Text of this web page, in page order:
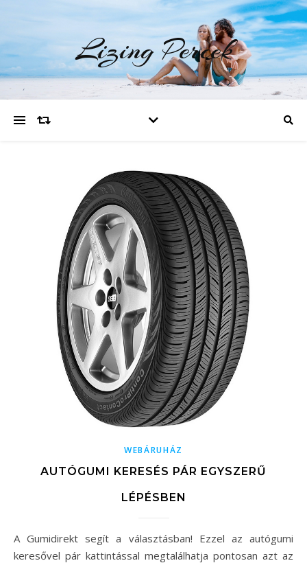
Lizing Percek
WEBÁRUHÁZ
AUTÓGUMI KERESÉS PÁR EGYSZERŰ
LÉPÉSBEN
A Gumidirekt segít a választásban! Ezzel az autógumi
keresővel pár kattintással megtalálhatja pontosan azt az